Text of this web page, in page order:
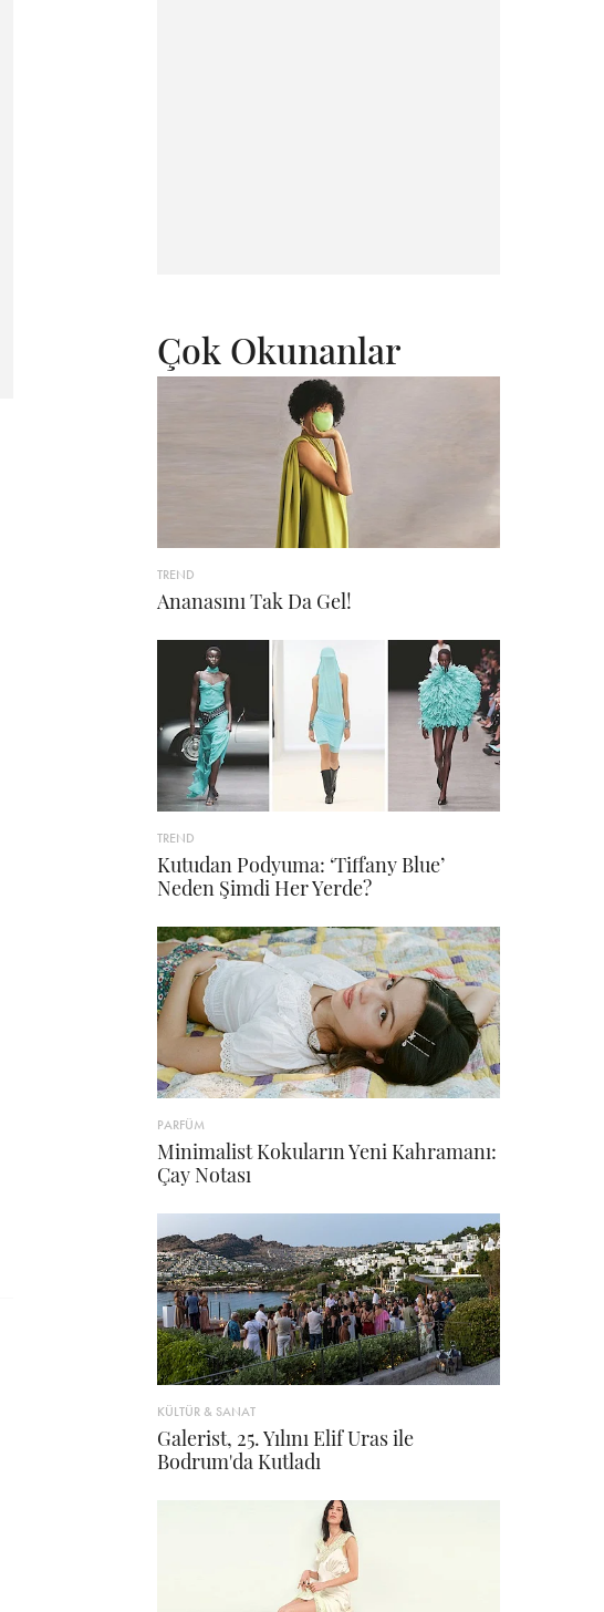
Çok Okunanlar
TREND
Ananasını Tak Da Gel!
TREND
Kutudan Podyuma: ‘Tiffany Blue’
Neden Şimdi Her Yerde?
PARFÜM
Minimalist Kokuların Yeni Kahramanı:
Çay Notası
KÜLTÜR & SANAT
Galerist, 25. Yılını Elif Uras ile
Bodrum'da Kutladı